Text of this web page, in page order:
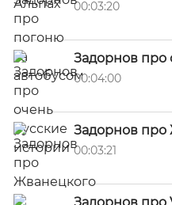
00:03:20
Задорнов про
00:04:00
Задорнов
00:03:21
Задорнов про